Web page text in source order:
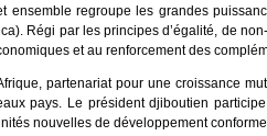
ensemble regroupe les grandes
Régi par les principes d’égalité, de
et au renforcement des
partenariat pour une croissance
pays. Le président djiboutien
nouvelles de développement